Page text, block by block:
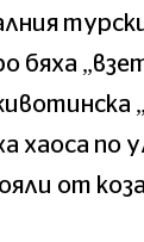
бяха
хаоса по
от